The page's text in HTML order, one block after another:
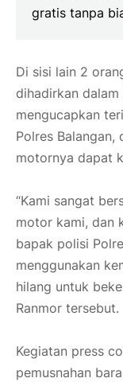
gratis tanpa
Di sisi lain 2
dihadirkan
mengucapkan
Polres Balangan,
motornya dapat
“Kami sangat
motor kami, dan
bapak polisi
menggunakan
hilang untuk
Ranmor tersebut.
Kegiatan press
pemusnahan